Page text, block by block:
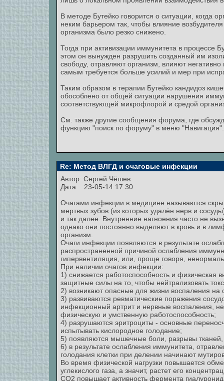
В методе Бутейко говорится о ситуации, когда
неким барьером так, чтобы влияние
организма было резко снижено.
Тогда при активизации иммунитета в процессе
этом он вынужден разрушить созданный им
свободу, отравляют организм, влияют
самым требуется больше усилий и мер при
Таким образом в терапии Бутейко кандидоз
обособлено от общей ситуации нарушения
соответствующей микрофлорой и средой
См. также другие сообщения форума, где
функцию "поиск по форуму" в меню "Навигация".
Re: Метод ВЛГД и очаговые инфекции
Автор: Сергей Чёшев
Дата: 23-05-14 17:30
Очагами инфекции в медицине называются
мертвых зубов (из которых удалён нерв и
и так далее. Внутренние нагноения часто не
однако они постоянно выделяют в кровь и в
организм.
Очаги инфекции появляются в результате
распространенной причиной ослабления
гипервентиляция, или, проще говоря,
При наличии очагов инфекции:
1) снижается работоспособность и физическая
защитные силы на то, чтобы нейтрализовать
2) возникают опасные для жизни воспаления на
3) развиваются ревматические поражения
инфекционный артрит и нервные воспаления,
физическую и умственную работоспособность;
4) разрушаются эритроциты - основные
испытывать кислородное голодание;
5) появляются мышечные боли, разрывы тканей,
6) в результате ослабления иммунитета,
голодания клетки при делении начинают
Во время физической нагрузки повышается
углекислого газа, а значит, растет его
СО2 повышает активность фермента